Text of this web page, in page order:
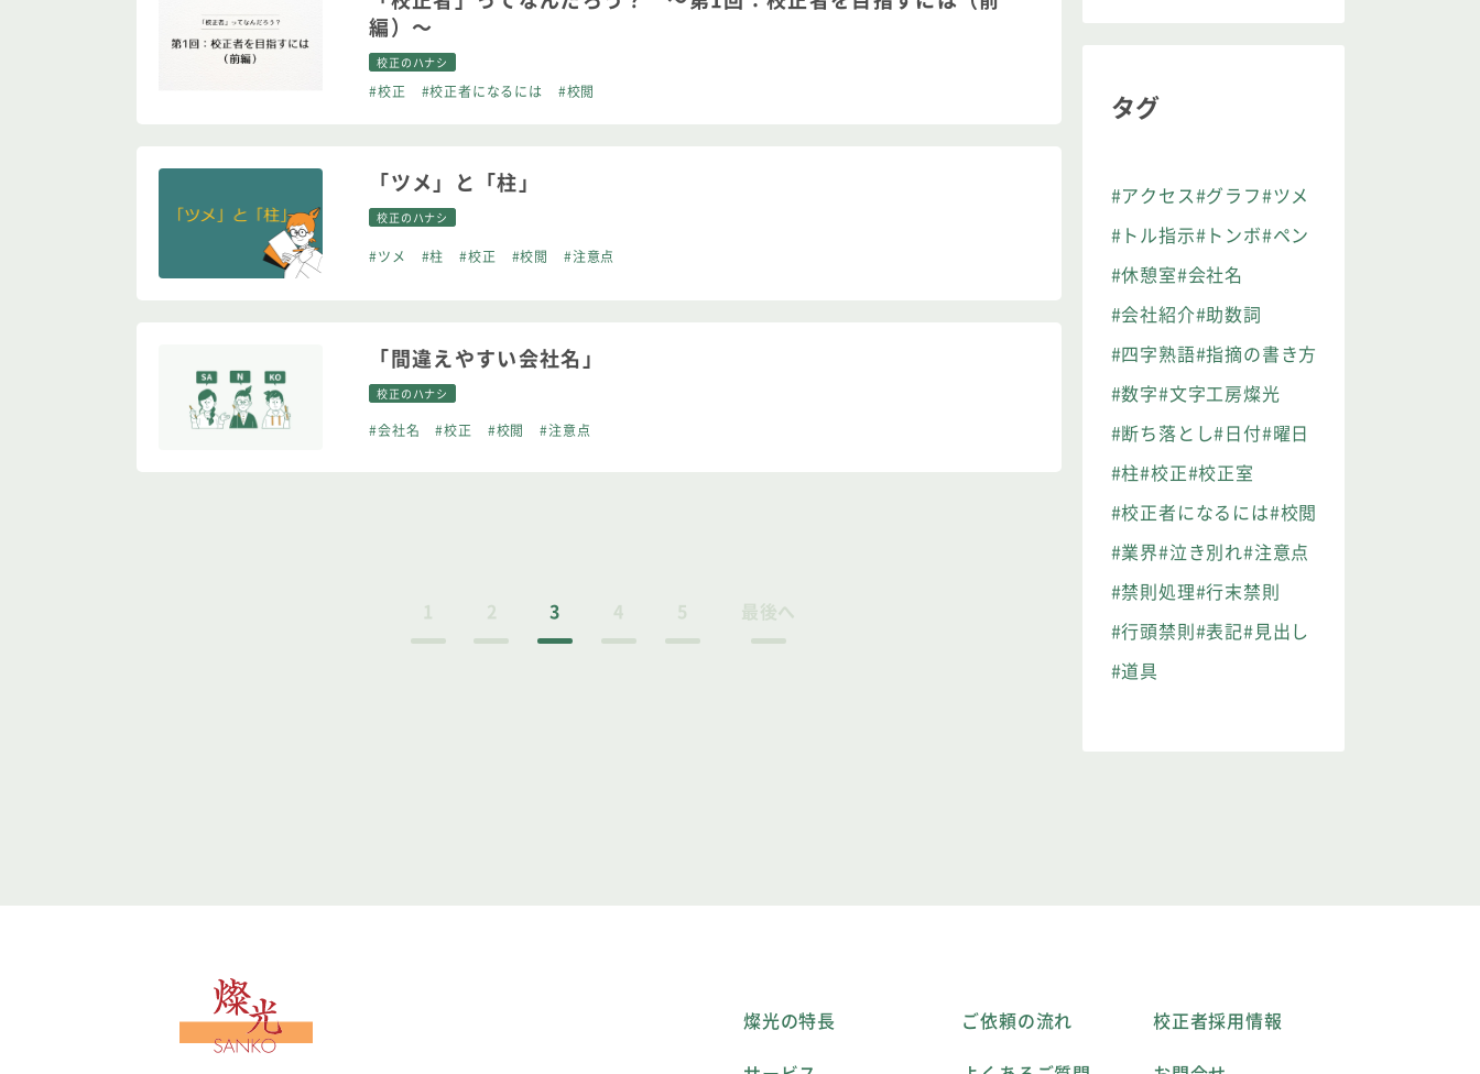
編）～
校正のハナシ
#校正 #校正者になるには #校閲
「ツメ」と「柱」
校正のハナシ
#ツメ #柱 #校正 #校閲 #注意点
「間違えやすい会社名」
校正のハナシ
#会社名 #校正 #校閲 #注意点
1 2 3 4 5 最後へ
タグ
#アクセス#グラフ#ツメ
#トル指示#トンボ#ペン
#休憩室#会社名
#会社紹介#助数詞
#四字熟語#指摘の書き方
#数字#文字工房燦光
#断ち落とし#日付#曜日
#柱#校正#校正室
#校正者になるには#校閲
#業界#泣き別れ#注意点
#禁則処理#行末禁則
#行頭禁則#表記#見出し
#道具
文字工房燦光
燦光の特長
ご依頼の流れ
校正者採用情報